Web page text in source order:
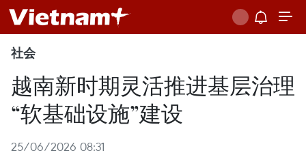
社会
越南新时期灵活推进基层治理
“软基础设施”建设
25/06/2026 08:31